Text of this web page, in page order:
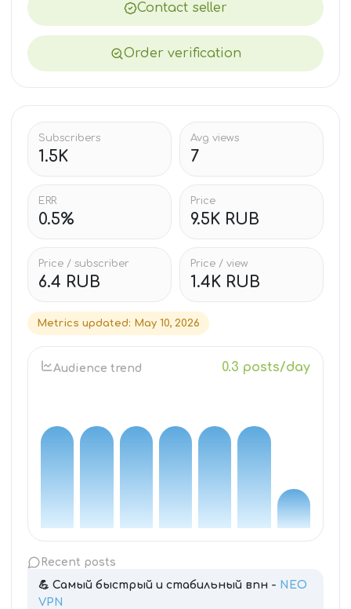
Contact seller
Order verification
Subscribers
1.5K
Avg views
7
ERR
0.5%
Price
9.5K RUB
Price / subscriber
6.4 RUB
Price / view
1.4K RUB
Metrics updated: May 10, 2026
Audience trend 0.3 posts/day
Recent posts
💪 Самый быстрый и стабильный впн - NEO
VPN